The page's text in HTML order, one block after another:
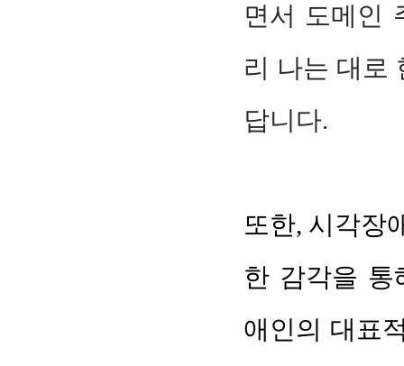
면서 도메인
리 나는 대로
답니다.
또한, 시각장
한 감각을 통
애인의 대표